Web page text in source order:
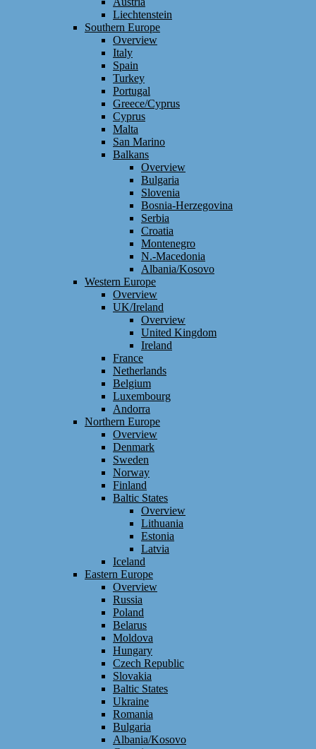
Liechtenstein
Southern Europe
Overview
Italy
Spain
Turkey
Portugal
Greece/Cyprus
Cyprus
Malta
San Marino
Balkans
Overview
Bulgaria
Slovenia
Bosnia-Herzegovina
Serbia
Croatia
Montenegro
N.-Macedonia
Albania/Kosovo
Western Europe
Overview
UK/Ireland
Overview
United Kingdom
Ireland
France
Netherlands
Belgium
Luxembourg
Andorra
Northern Europe
Overview
Denmark
Sweden
Norway
Finland
Baltic States
Overview
Lithuania
Estonia
Latvia
Iceland
Eastern Europe
Overview
Russia
Poland
Belarus
Moldova
Hungary
Czech Republic
Slovakia
Baltic States
Ukraine
Romania
Bulgaria
Albania/Kosovo